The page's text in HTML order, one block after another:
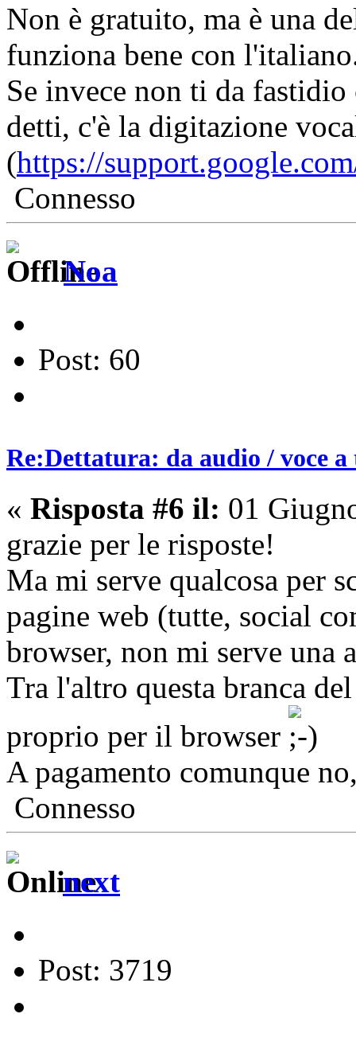
Non è gratuito, ma è una
funziona bene con
Se invece non ti da
detti, c'è la digitazione
(https://
Connesso
Noa
Post: 60
Re:Dettatura: da audio / voce a
« Risposta #6 il: 01
grazie per le risposte!
Ma mi serve qualcosa per
pagine web (tutte, social
browser, non mi serve una
Tra l'altro questa branca
proprio per il browser
A pagamento comunque
Connesso
next
Post: 3719